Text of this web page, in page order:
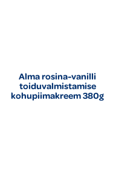
Alma rosina-vanilli
toiduvalmistamise
kohupiimakreem 380g